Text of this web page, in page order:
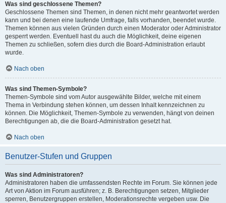
Was sind geschlossene Themen?
Geschlossene Themen sind Themen, in denen nicht mehr geantwortet werden
kann und bei denen eine laufende Umfrage, falls vorhanden, beendet wurde.
Themen können aus vielen Gründen durch einen Moderator oder Administrator
gesperrt werden. Eventuell hast du auch die Möglichkeit, deine eigenen
Themen zu schließen, sofern dies durch die Board-Administration erlaubt
wurde.
Nach oben
Was sind Themen-Symbole?
Themen-Symbole sind vom Autor ausgewählte Bilder, welche mit einem
Thema in Verbindung stehen können, um dessen Inhalt kennzeichnen zu
können. Die Möglichkeit, Themen-Symbole zu verwenden, hängt von deinen
Berechtigungen ab, die die Board-Administration gesetzt hat.
Nach oben
Benutzer-Stufen und Gruppen
Was sind Administratoren?
Administratoren haben die umfassendsten Rechte im Forum. Sie können jede
Art von Aktion im Forum ausführen; z. B. Berechtigungen setzen, Mitglieder
sperren, Benutzergruppen erstellen, Moderationsrechte vergeben usw. Die